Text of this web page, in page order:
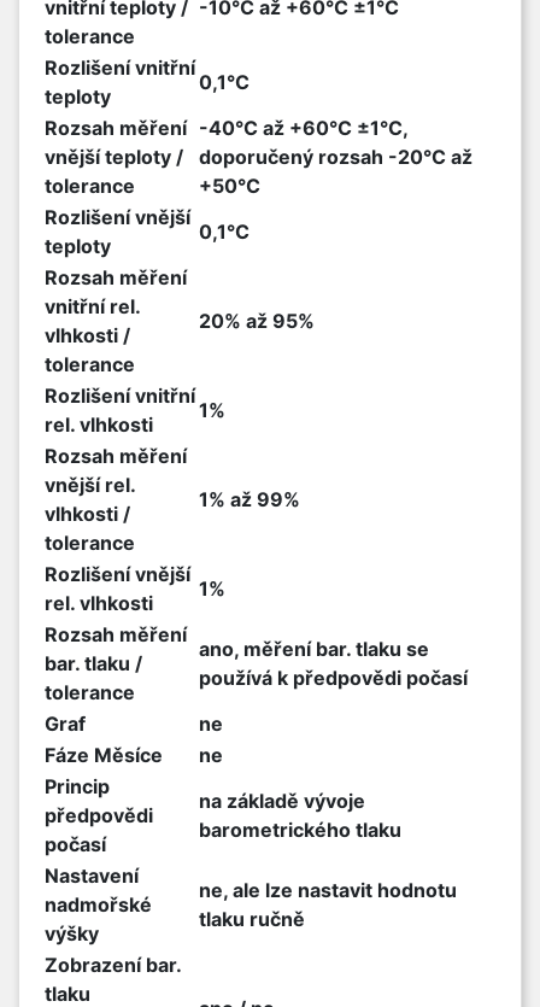
vnitřní teploty /
tolerance
-10°C až +60°C ±1°C
Rozlišení vnitřní
teploty
0,1°C
Rozsah měření
vnější teploty /
tolerance
-40°C až +60°C ±1°C,
doporučený rozsah -20°C až
+50°C
Rozlišení vnější
teploty
0,1°C
Rozsah měření
vnitřní rel.
vlhkosti /
tolerance
20% až 95%
Rozlišení vnitřní
rel. vlhkosti
1%
Rozsah měření
vnější rel.
vlhkosti /
tolerance
1% až 99%
Rozlišení vnější
rel. vlhkosti
1%
Rozsah měření
bar. tlaku /
tolerance
ano, měření bar. tlaku se
používá k předpovědi počasí
Graf
ne
Fáze Měsíce
ne
Princip
předpovědi
počasí
na základě vývoje
barometrického tlaku
Nastavení
nadmořské
výšky
ne, ale lze nastavit hodnotu
tlaku ručně
Zobrazení bar.
tlaku